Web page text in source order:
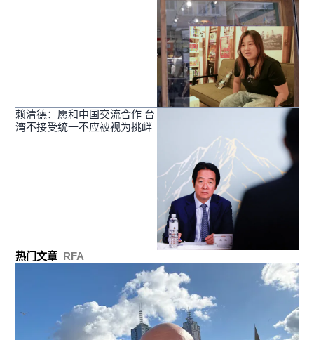
赖清德：愿和中国交流合作 台
湾不接受统一不应被视为挑衅
热门文章 RFA